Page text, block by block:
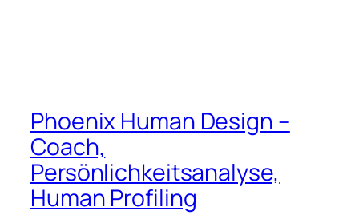
Phoenix Human Design –
Coach,
Persönlichkeitsanalyse,
Human Profiling